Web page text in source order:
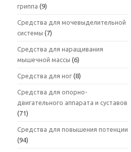
гриппа (9)
Средства для мочевыделительной
системы (7)
Средства для наращивания
мышечной массы (6)
Средства для ног (8)
Средства для опорно-
двигательного аппарата и суставов
(71)
Средства для повышения потенции
(94)